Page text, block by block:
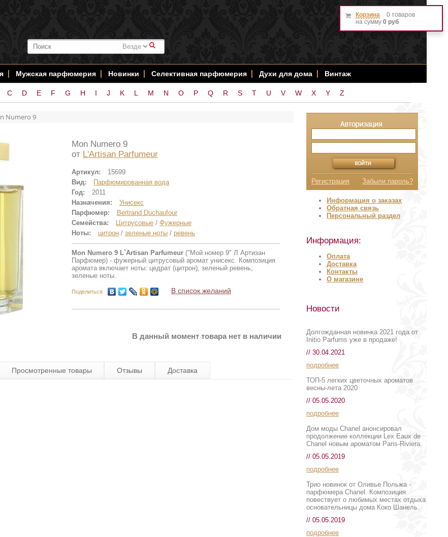
#
Мужская парфюмерия Новинки Селективная парфюмерия Духи для дома Винтаж
C D E F G H I J K L M N O P Q R S T U V W X Y Z
Numero 9
Mon Numero 9
от L'Artisan Parfumeur
Артикул:
15699
Вид:
Парфюмированная вода
Год:
2011
Назначения:
Унисекс
Парфюмер:
Bertrand Duchaufour
Семейства:
Цитрусовые / Фужерные
Ноты:
цитрон / зеленые ноты / ревень
Mon Numero 9 L`Artisan Parfumeur ("Мой номер 9" Л Артизан
Парфюмер) - фужерный цитрусовый аромат унисекс. Композиция
аромата включает ноты: цедрат (цитрон), зеленый ревень,
зеленые ноты.
Поделиться В список желаний
В данный момент товара нет в наличии
Просмотренные товары Отзывы Доставка
Корзина
0 товаров
на сумму 0 руб
Регистрация Забыли пароль?
Информация о заказах
Обратная связь
Персональный раздел
Информация:
Оплата
Доставка
Контакты
О магазине
Новости
Долгожданная новинка 2021 года от
Initio Parfums уже в продаже!
// 30.04.2021
подробнее
ТОП-5 легких цветочных ароматов
весны-лета 2020
// 05.05.2020
подробнее
Дом моды Chanel анонсировал
продолжение коллекции Lex Eaux de
Chanel новым ароматом Paris-Riviera.
// 05.05.2019
подробнее
Трио новинок от Оливье Польжа -
парфюмера Chanel. Композиция
повествует о любимых местах отдыха
основательницы дома Коко Шанель.
// 05.05.2019
подробнее